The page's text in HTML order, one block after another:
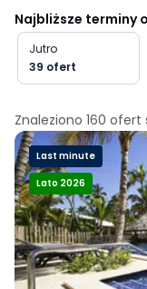
Najbliższe terminy
Jutro
39 ofert
Znaleziono 160 ofert
Last minute
Lato 2026